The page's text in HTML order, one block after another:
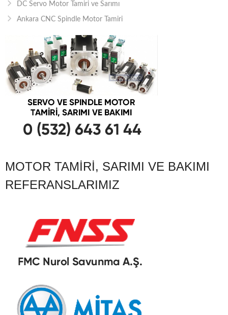
DC Servo Motor Tamiri ve Sarımı
Ankara CNC Spindle Motor Tamiri
MOTOR TAMIRI, SARIMI VE BAKIMI
REFERANSLARIMIZ